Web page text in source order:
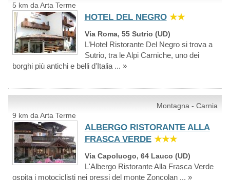
5 km da Arta Terme
HOTEL DEL NEGRO ★★
Via Roma, 55 Sutrio (UD)
L’Hotel Ristorante Del Negro si trova a
Sutrio, tra le Alpi Carniche, uno dei
borghi più antichi e belli d'Italia ... »
Montagna - Carnia
9 km da Arta Terme
ALBERGO RISTORANTE ALLA
FRASCA VERDE ★★★
Via Capoluogo, 64 Lauco (UD)
L'Albergo Ristorante Alla Frasca Verde
ospita i motociclisti nei pressi del monte Zoncolan ... »